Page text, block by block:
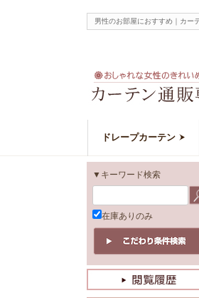
男性のお部屋におすすめ｜カー
ドレープカーテン
▼キーワード検索
在庫ありのみ